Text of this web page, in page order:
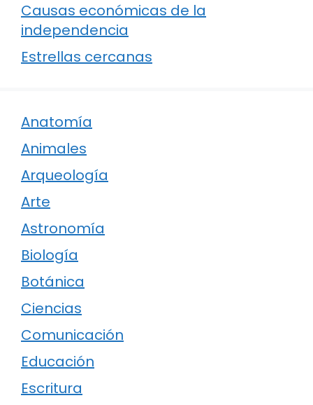
Causas económicas de la
independencia
Estrellas cercanas
Anatomía
Animales
Arqueología
Arte
Astronomía
Biología
Botánica
Ciencias
Comunicación
Educación
Escritura